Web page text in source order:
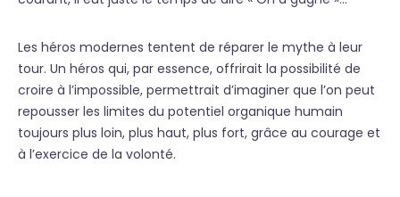
Les héros modernes tentent de réparer le mythe à leur
tour. Un héros qui, par essence, offrirait la possibilité de
croire à l’impossible, permettrait d’imaginer que l’on peut
repousser les limites du potentiel organique humain
toujours plus loin, plus haut, plus fort, grâce au courage et
à l’exercice de la volonté.